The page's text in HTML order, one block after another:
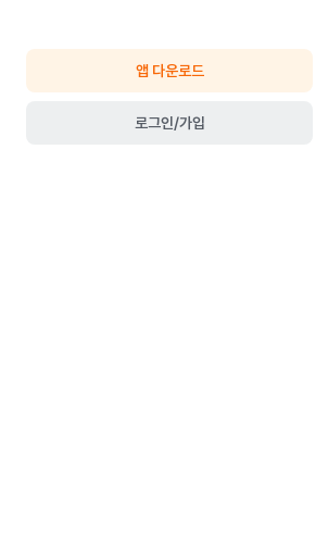
앱 다운로드
로그인/가입